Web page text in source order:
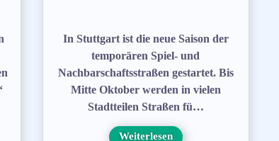
In Stuttgart ist die neue Saison der
temporären Spiel- und
Nachbarschaftsstraßen gestartet. Bis
Mitte Oktober werden in vielen
Stadtteilen Straßen fü…
Weiterlesen